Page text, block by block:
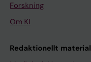
Forskning
Om KI
Redaktionellt material